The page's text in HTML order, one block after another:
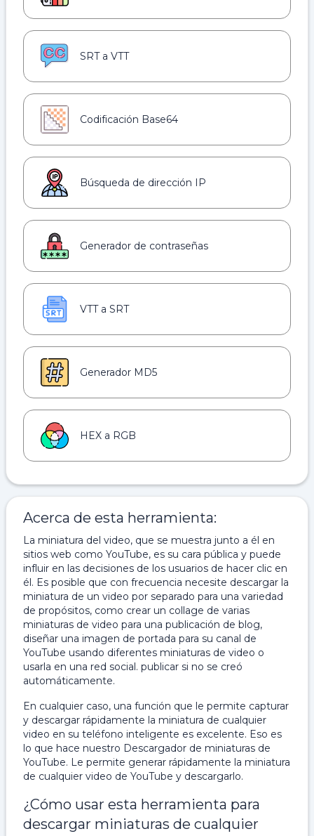
SRT a VTT
Codificación Base64
Búsqueda de dirección IP
Generador de contraseñas
VTT a SRT
Generador MD5
HEX a RGB
Acerca de esta herramienta:
La miniatura del video, que se muestra junto a él en
sitios web como YouTube, es su cara pública y puede
influir en las decisiones de los usuarios de hacer clic en
él. Es posible que con frecuencia necesite descargar la
miniatura de un video por separado para una variedad
de propósitos, como crear un collage de varias
miniaturas de video para una publicación de blog,
diseñar una imagen de portada para su canal de
YouTube usando diferentes miniaturas de video o
usarla en una red social. publicar si no se creó
automáticamente.
En cualquier caso, una función que le permite capturar
y descargar rápidamente la miniatura de cualquier
video en su teléfono inteligente es excelente. Eso es
lo que hace nuestro Descargador de miniaturas de
YouTube. Le permite generar rápidamente la miniatura
de cualquier video de YouTube y descargarlo.
¿Cómo usar esta herramienta para
descargar miniaturas de cualquier